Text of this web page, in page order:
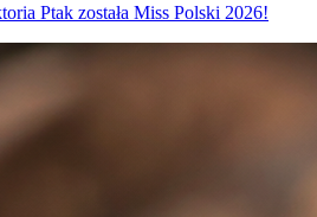
Ptak została Miss Polski 2026!